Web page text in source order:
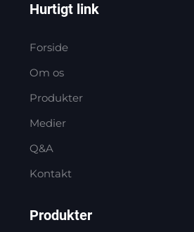
Hurtigt link
Forside
Om os
Produkter
Medier
Q&A
Kontakt
Produkter